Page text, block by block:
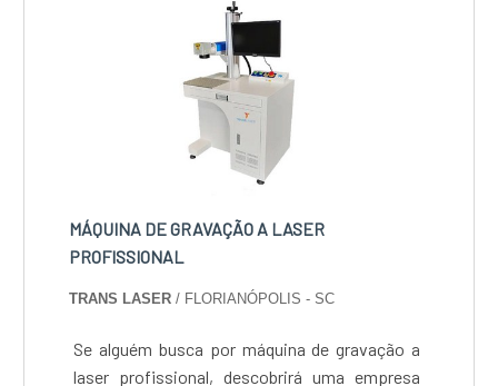
MÁQUINA DE GRAVAÇÃO A LASER
PROFISSIONAL
TRANS LASER / FLORIANÓPOLIS - SC
Se alguém busca por máquina de gravação a
laser profissional, descobrirá uma empresa